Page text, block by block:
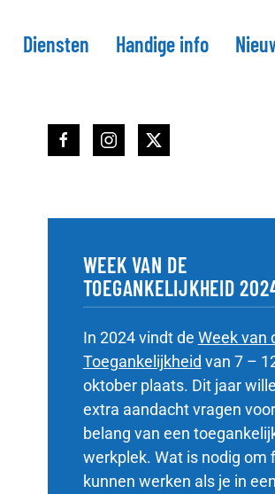
Diensten Handige info
Facebook link Instagram link Twitter link
WEEK VAN DE
TOEGANKELIJKHEID
In 2024 vindt de Week van
Toegankelijkheid van 7 –
oktober plaats. Dit jaar
extra aandacht vragen
belang van een
werkplek. Wat is nodig om
kunnen werken als je in een